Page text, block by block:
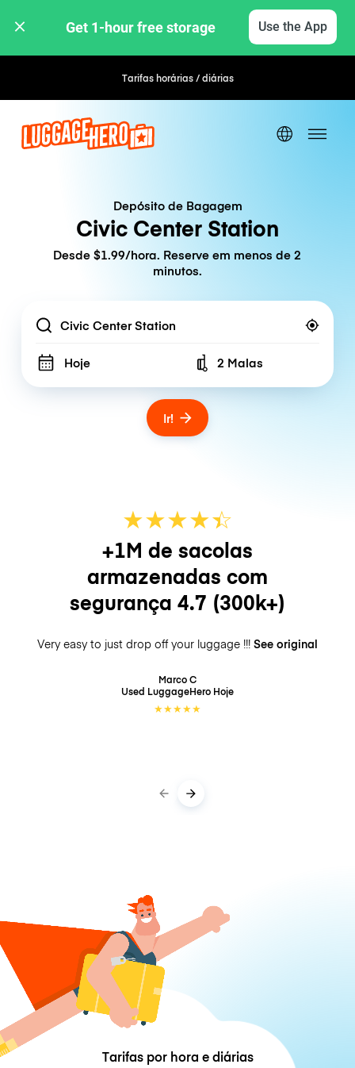
Get 1-hour free storage Use the App
Tarifas horárias / diárias
Depósito de Bagagem
Civic Center Station
Desde $1.99/hora. Reserve em menos de 2
minutos.
Location
Hoje Number of bags
2 Malas
Ir!
★★★★☆
★
+1M de sacolas
armazenadas com
segurança 4.7 (300k+)
Very easy to just drop off your luggage !!! See original
Marco C
Used LuggageHero Hoje
★★★★★
Tarifas por hora e diárias